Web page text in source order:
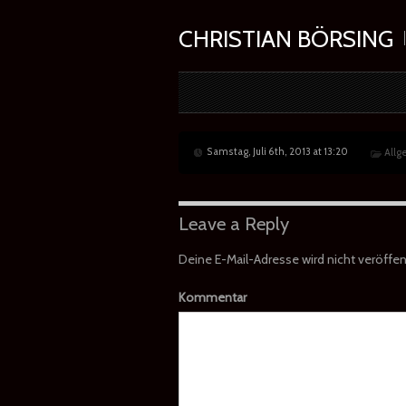
CHRISTIAN BÖRSING
Samstag, Juli 6th, 2013 at 13:20
Leave a Reply
Deine E-Mail-Adresse wird nicht
Kommentar